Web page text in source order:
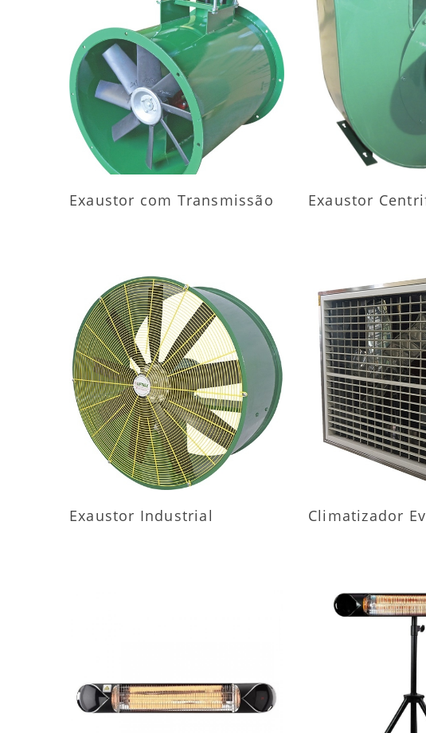
MAIS INFORMAÇÕES
Exaustor com Transmissão
MAIS
MAIS INFORMAÇÕES
Exaustor Industrial
MAIS
Climatizador
MAIS INFORMAÇÕES MAIS